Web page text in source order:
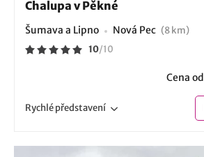
Chalupa v Pěkné
Šumava a Lipno Nová Pec (8 km)
10/10
Cena od
Rychlépředstavení